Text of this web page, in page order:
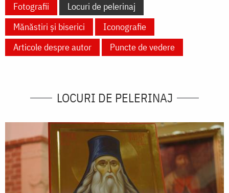
Fotografii
Locuri de pelerinaj
Mănăstiri și biserici
Iconografie
Articole despre autor
Puncte de vedere
LOCURI DE PELERINAJ